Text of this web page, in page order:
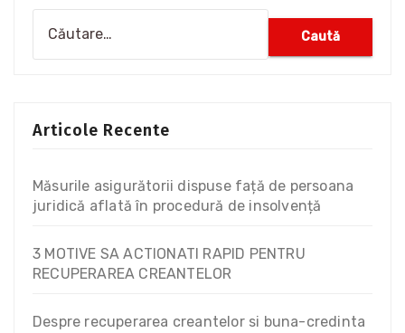
Articole Recente
Măsurile asigurătorii dispuse față de persoana
juridică aflată în procedură de insolvență
3 MOTIVE SA ACTIONATI RAPID PENTRU
RECUPERAREA CREANTELOR
Despre recuperarea creantelor si buna-credinta